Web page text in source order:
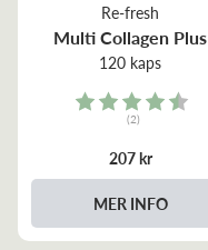
Re-fresh
Multi Collagen Plus
120 kaps
Rating:
(2)
207 kr
MER INFO